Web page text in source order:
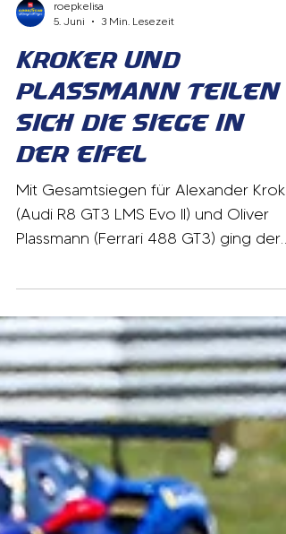
roepkelisa
5. Juni
3 Min. Lesezeit
Kroker und
Plassmann teilen
sich die Siege in
der Eifel
Mit Gesamtsiegen für Alexander
dem Nürburgring über die Bühne. Bei
schwierigen Bedingungen am Samstag
siegte Kroker souverän vor Plassmann,
während der Ferrari-Pilot im zweiten
Rennen einen deutlichen Erfolg
Nur in der ersten Runde musste
Alexander Kroker dem Ferrari von
Oliver Plassmann den Vortritt lassen.
Danach übernahm der Audi-Pilot die